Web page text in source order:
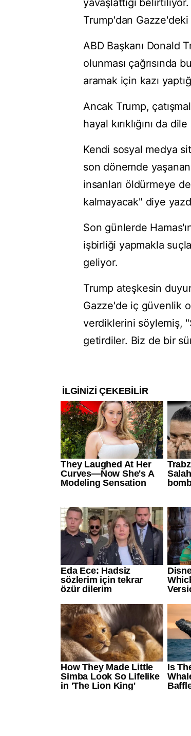
yavaşlattığı belirtiliyor.
Trump'dan
ABD Başkanı Donald
olunması çağrısında
aramak için kazı
Ancak Trump,
hayal kırıklığını da
Kendi sosyal medya
son dönemde
insanları öldürmeye
kalmayacak" diye
Son günlerde
işbirliği yapmakla
geliyor.
Trump ateşkesin
Gazze'de iç güvenlik
verdiklerini söylemiş,
getirdiler. Biz de bir